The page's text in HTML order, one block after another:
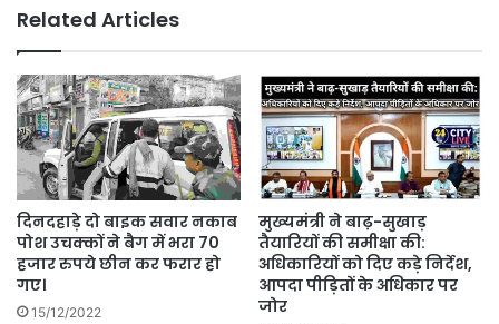
Related Articles
दिनदहाड़े दो बाइक सवार नकाब
पोश उचक्कों ने बैग में भरा 70
हजार रुपये छीन कर फरार हो
गए।
15/12/2022
मुख्यमंत्री ने बाढ़-सुखाड़
तैयारियों की समीक्षा की:
अधिकारियों को दिए कड़े निर्देश,
आपदा पीड़ितों के अधिकार पर
जोर